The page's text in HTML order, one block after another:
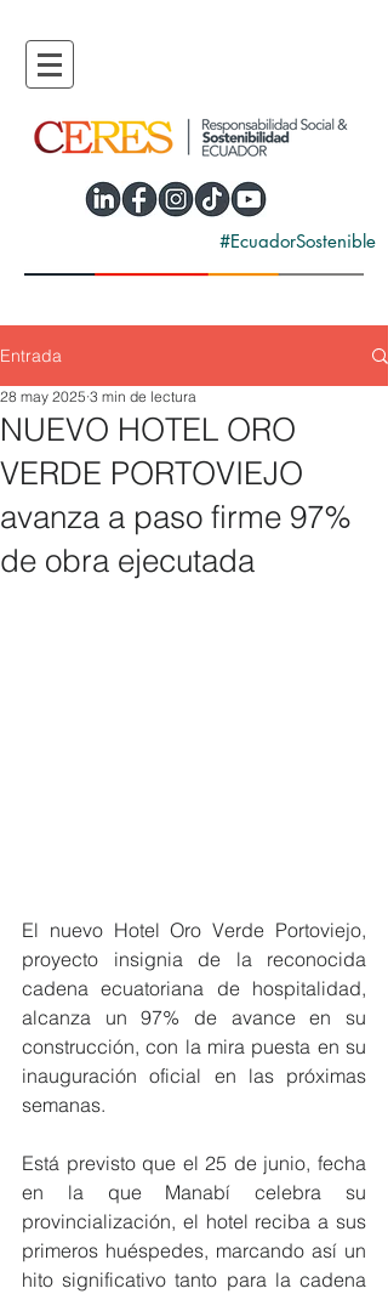
#EcuadorSostenible
Entrada
NUEVO HOTEL ORO
VERDE PORTOVIEJO
avanza a paso firme 97%
de obra ejecutada
28 may 2025 3 min de lectura
El nuevo Hotel Oro Verde Portoviejo,
proyecto insignia de la reconocida
cadena ecuatoriana de hospitalidad,
alcanza un 97% de avance en su
construcción, con la mira puesta en su
inauguración oficial en las próximas
semanas.
Está previsto que el 25 de junio, fecha
en la que Manabí celebra su
provincialización, el hotel reciba a sus
primeros huéspedes, marcando así un
hito significativo tanto para la cadena